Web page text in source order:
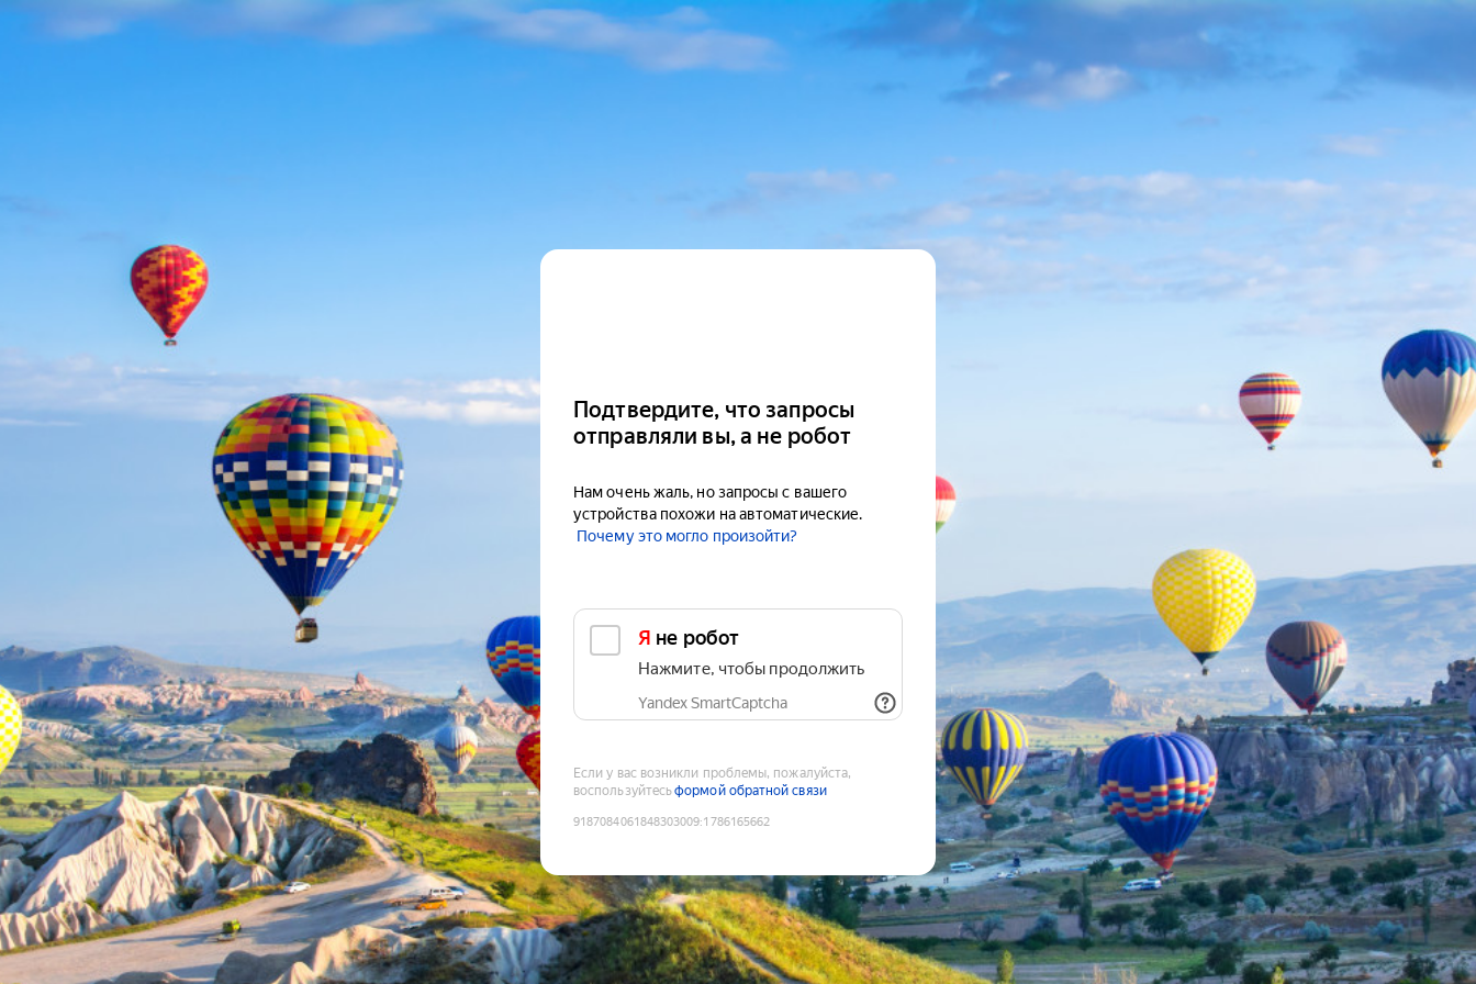
Подтвердите, что запросы
отправляли вы, а не робот
Нам очень жаль, но запросы с вашего
устройства похожи на автоматические.
Почему это могло произойти?
Я не робот
Нажмите, чтобы продолжить
Yandex SmartCaptcha
Если у вас возникли проблемы, пожалуйста,
воспользуйтесьформой обратной связи
9187084061848303009:1786165662